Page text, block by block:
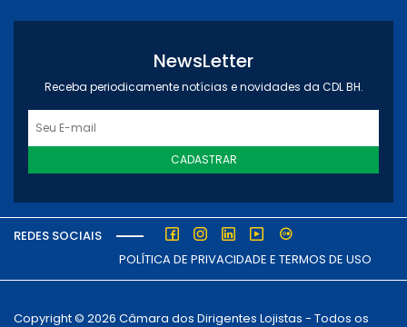
NewsLetter
Receba periodicamente notícias e novidades da CDL BH.
CADASTRAR
REDES SOCIAIS
POLÍTICA DE PRIVACIDADE E TERMOS DE USO
Copyright © 2026 Câmara dos Dirigentes Lojistas - Todos os